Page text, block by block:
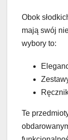
Obok
mają swój
wybory to:
Te